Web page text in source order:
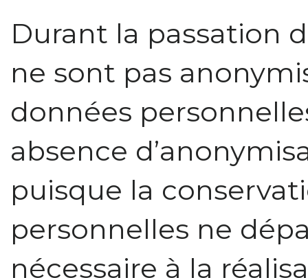
Durant la passation
ne sont pas
données
absence
puisque la
personnelles ne
nécessaire à la